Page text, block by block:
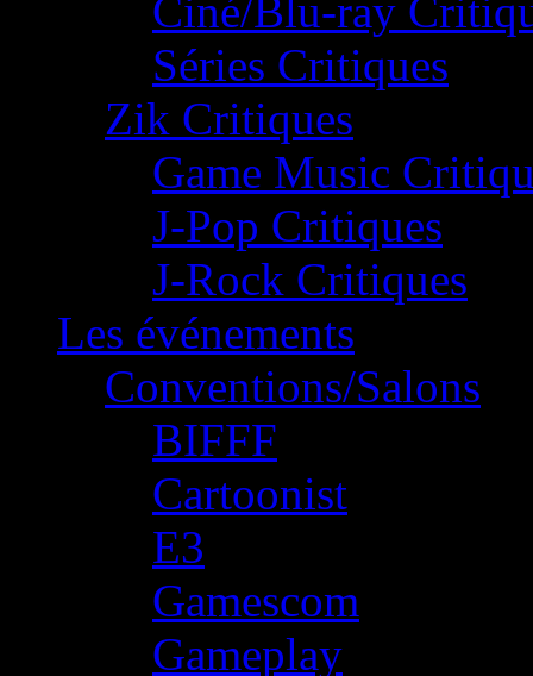
Ciné/Blu-ray
Séries Critiques
Zik Critiques
Game Music
J-Pop Critiques
J-Rock Critiques
Les événements
Conventions/Salons
BIFFF
Cartoonist
E3
Gamescom
Gameplay